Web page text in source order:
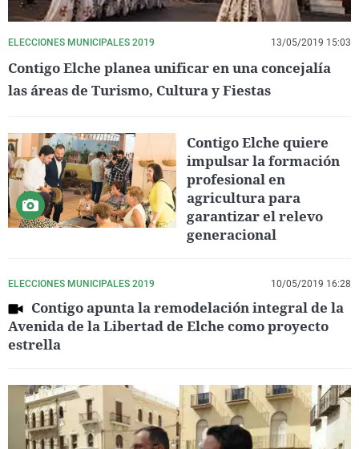
ELECCIONES MUNICIPALES 2019 13/05/2019 15:03
Contigo Elche planea unificar en una concejalía
las áreas de Turismo, Cultura y Fiestas
Contigo Elche quiere
impulsar la formación
profesional en
agricultura para
garantizar el relevo
generacional
ELECCIONES MUNICIPALES 2019 10/05/2019 16:28
Contigo apunta la remodelación integral de la
Avenida de la Libertad de Elche como proyecto
estrella